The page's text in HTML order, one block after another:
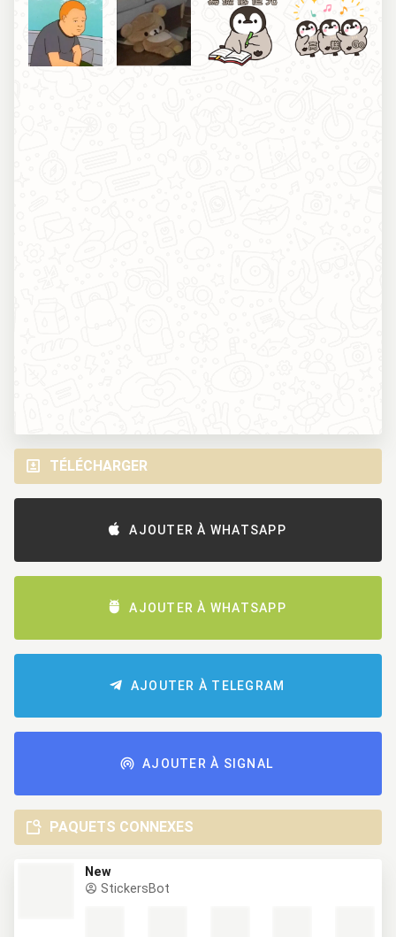
TÉLÉCHARGER
AJOUTER À WHATSAPP
AJOUTER À WHATSAPP
AJOUTER À TELEGRAM
AJOUTER À SIGNAL
PAQUETS CONNEXES
New
StickersBot